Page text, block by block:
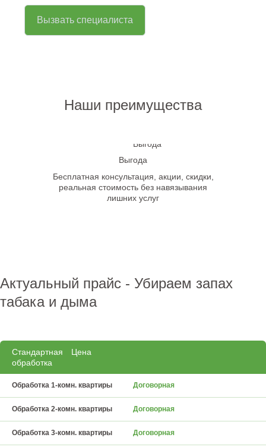
Вызвать специалиста
Наши преимущества
Выгода
Бесплатная консультация, акции, скидки,
реальная стоимость без навязывания
лишних услуг
Актуальный прайс - Убираем запах
табака и дыма
Стандартная
обработка
Цена
Обработка 1-комн. квартиры Договорная
Обработка 2-комн. квартиры Договорная
Обработка 3-комн. квартиры Договорная